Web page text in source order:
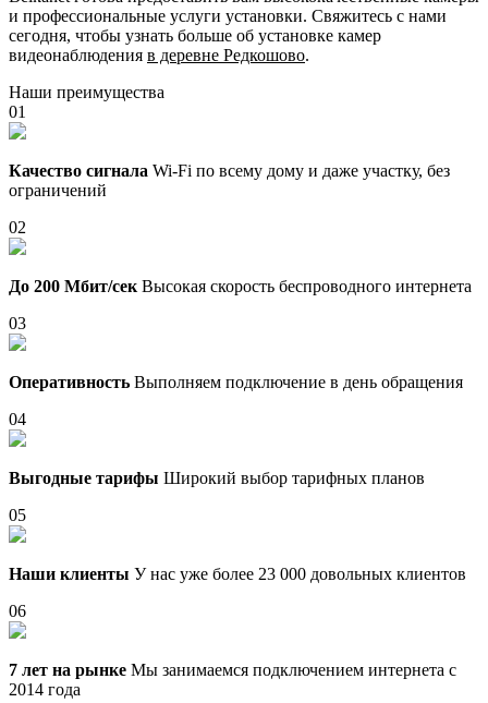
и профессиональные услуги установки. Свяжитесь с нами
сегодня, чтобы узнать больше об установке камер
видеонаблюдения в деревне Редкошово.
Наши преимущества
01
Качество сигнала Wi-Fi по всему дому и даже участку, без
ограничений
02
До 200 Мбит/сек Высокая скорость беспроводного интернета
03
Оперативность Выполняем подключение в день обращения
04
Выгодные тарифы Широкий выбор тарифных планов
05
Наши клиенты У нас уже более 23 000 довольных клиентов
06
7 лет на рынке Мы занимаемся подключением интернета с
2014 года